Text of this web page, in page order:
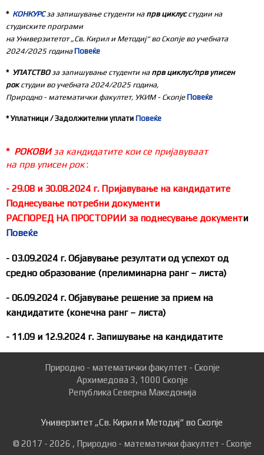
* КОНКУРС за запишување студенти на прв циклусстудии на
студиските програми
на Универзитетот „Св. Кирил и Методиј“ во Скопје во учебната
2024/2025 годинаПовеќе
* УПАТСТВОза запишување студенти на прв циклус/прв уписен
рокстудии во учебната 2024/2025година,
Природно - математички факултет, УКИМ - Скопје Повеќе
* Уплатници / Задолжителни уплати Повеќе
* РОКОВИ за кандидатите кои се пријавуваат
на прв уписен рок:
- 29.08 и 30.08.2024 г. Пријавување на кандидатите
Поднесување потребни документи
РАСПОРЕД НА ПРОСТОРИИ за поднесување документи
Повеќе
- 03.09.2024 г. Објавување резултати од успехот од
средно образование (прелиминарна ранг – листа)
- 06.09.2024 г. Објавување решение за прием на
кандидатите (конечна ранг – листа)
- 11.09 и 12.9.2024 г. Запишување на кандидатите
Природно - математички факултет - Скопје
Архимедова 3, 1000 Скопје
Република Северна Македонија
Универзитет „Св. Кирил и Методиј“ во Скопје
© 2017 - 2026 , Природно - математички факултет - Скопје